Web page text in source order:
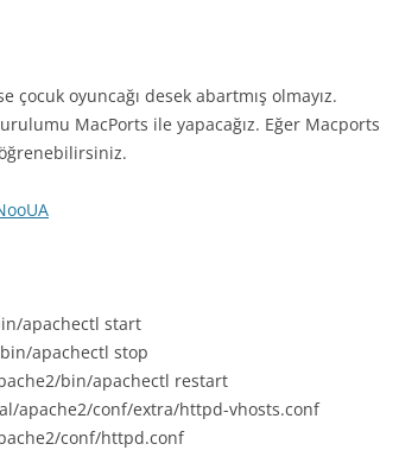
oyuncağı desek abartmış olmayız.
MacPorts ile yapacağız. Eğer Macports
apachectl start
apachectl stop
bin/apachectl restart
apache2/conf/extra/httpd-vhosts.conf
conf/httpd.conf